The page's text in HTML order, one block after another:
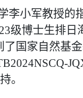
李小军教授的
级博士生排日
国家自然基
。